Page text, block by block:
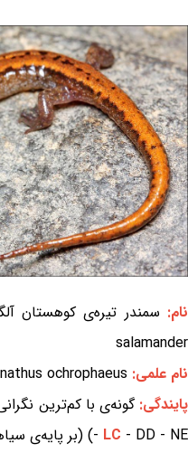
نام:
salamander
نام علمی: ochrophaeus
پایندگی:
- LC - DD - NE) (بر پایه‌ی سیاهه‌ی سرخ IUCN)